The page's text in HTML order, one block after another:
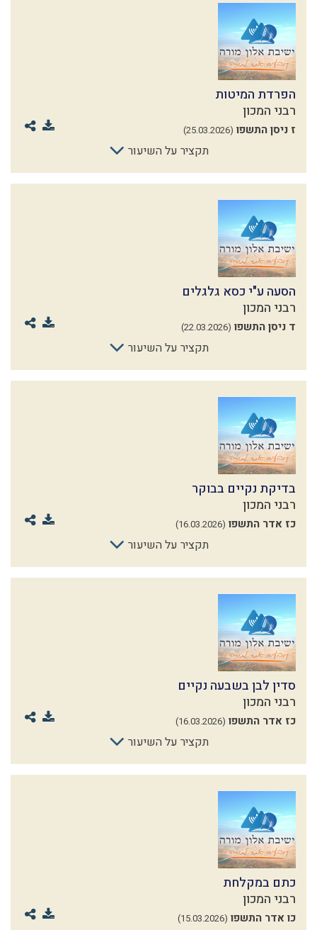
הפרדת המיטות
רבני המכון
ז ניסן התשפו (25.03.2026)
תקציר על השיעור
הסעה ע"י כסא גלגלים
רבני המכון
ד ניסן התשפו (22.03.2026)
תקציר על השיעור
בדיקת נקיים בבוקר
רבני המכון
כז אדר התשפו (16.03.2026)
תקציר על השיעור
סדין לבן בשבעה נקיים
רבני המכון
כז אדר התשפו (16.03.2026)
תקציר על השיעור
כתם במקלחת
רבני המכון
כו אדר התשפו (15.03.2026)